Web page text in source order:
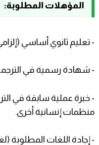
المؤهلات المطلوبة:
- تعليم ثانوي أساسي
- شهادة رسمية في
منظمات إنسانية أخرى.
- إجادة اللغات المطلوبة